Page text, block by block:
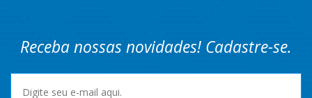
Receba nossas novidades! Cadastre-se.